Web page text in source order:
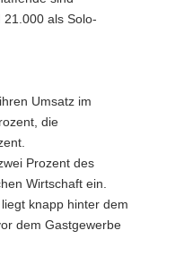
als Solo-
Umsatz im
die
Prozent des
Wirtschaft ein.
knapp hinter dem
dem Gastgewerbe